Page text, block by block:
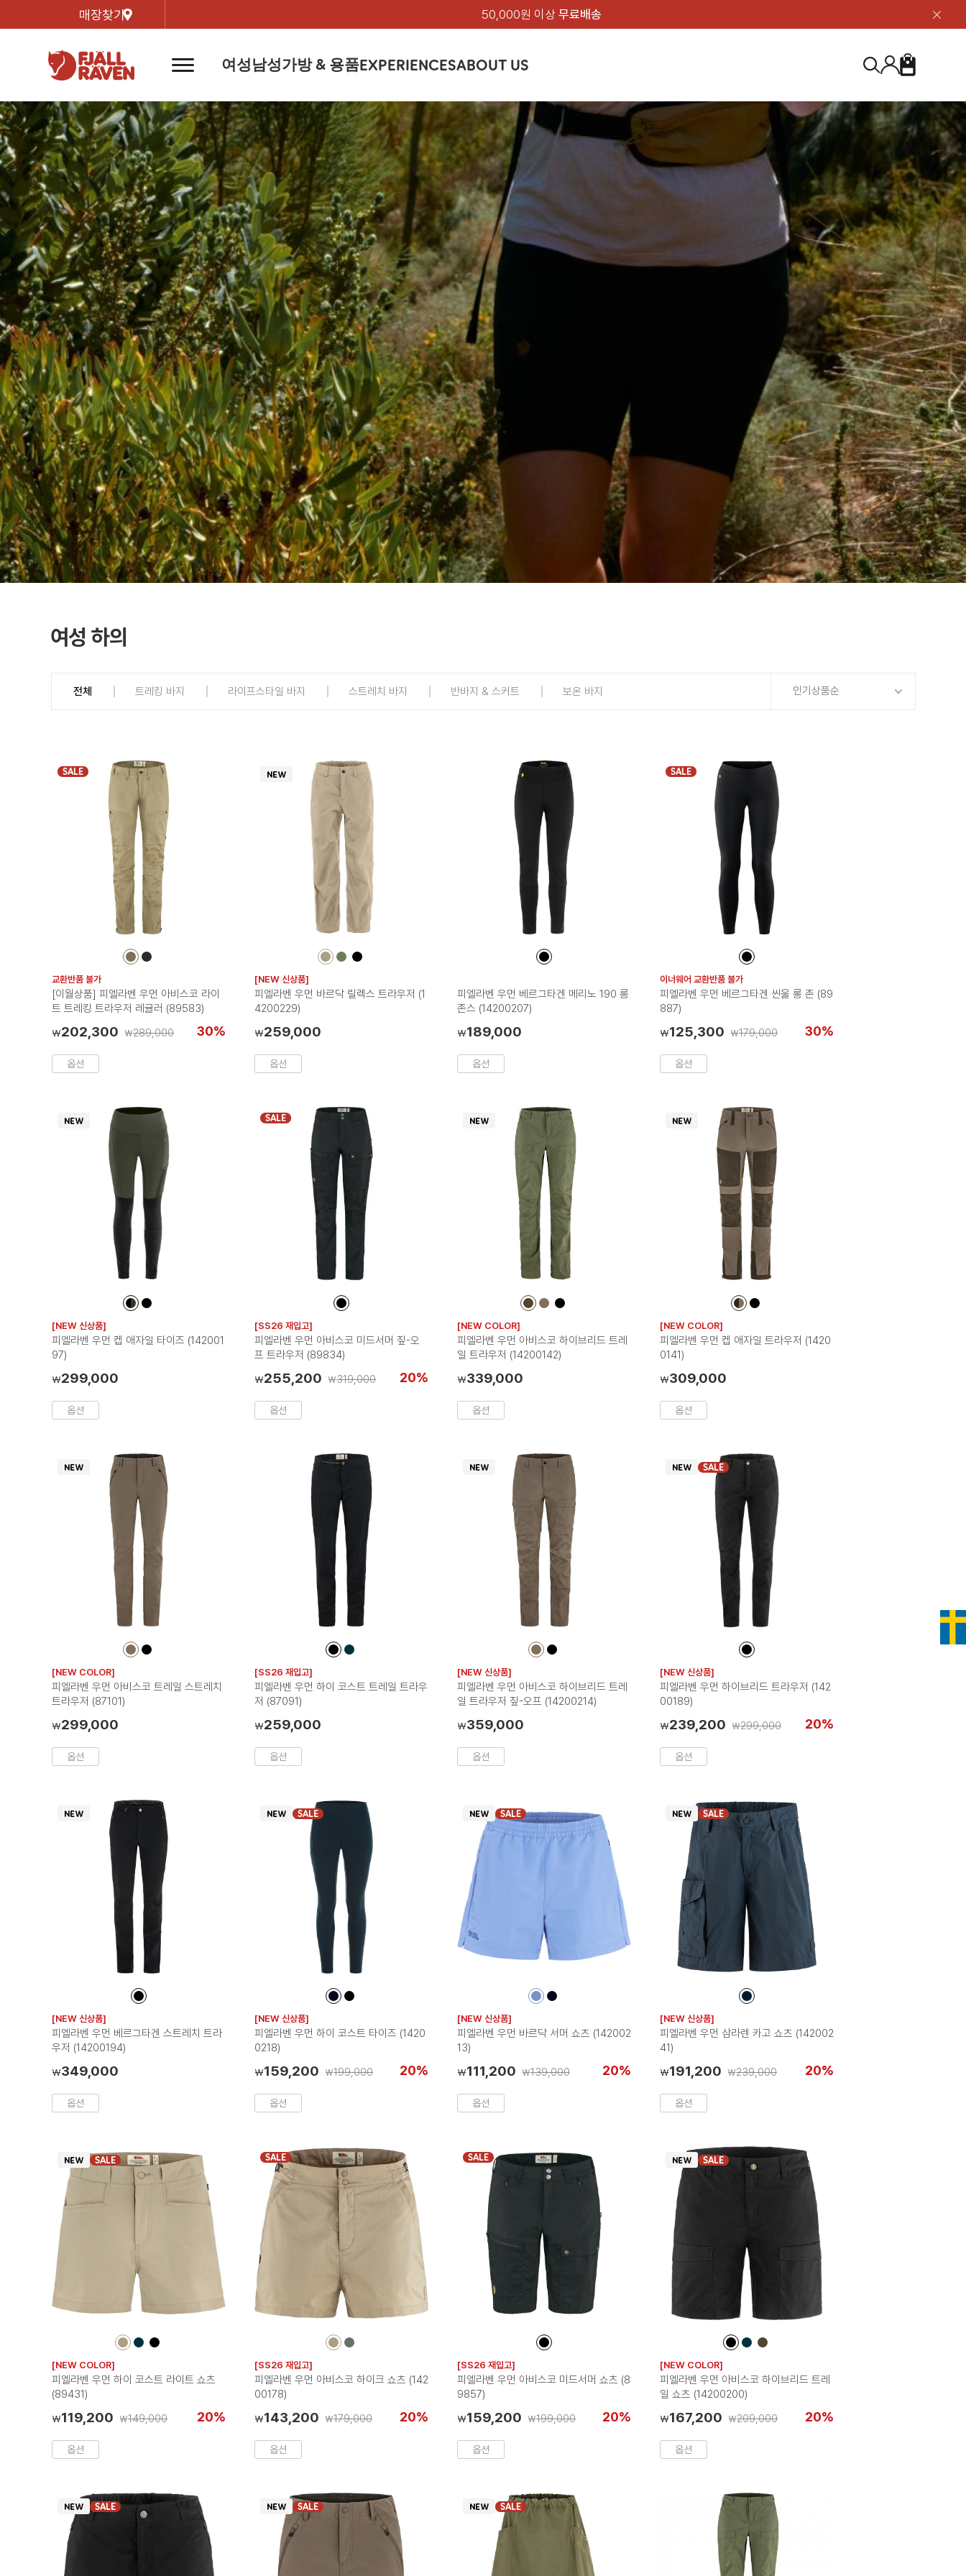
매장찾기 50,000원 이상 무료배송
닫
기
네
이
션
튼
여성남성가방 & 용품EXPERIENCESABOUT US
검
색
신제품 컬렉션
리미티드 에디션
바르닥
호야 사이클링
경량트레킹
고어텍스
베르그타겐
여성
자켓
상의
하의
액세서리
등산화
아울렛
남성
자켓
상의
하의
액세서리
등산화
아울렛
가방 & 용품
칸켄
백팩 & 가방
텐트 & 침낭
아울렛
EXPERIENCES
피엘라벤 폴라
폭스트레킹
ABOUT US
지속가능성
제품가이드
신제품 자켓
트레킹 자켓
쉘 자켓
윈드 자켓
라이프스타일 자켓
다운 & 패딩 자켓
베스트
상의
셔츠
플리스
티셔츠
스웨터
베이스레이어
하의
트레킹 바지
라이프스타일 바지
스트레치 바지
반바지 & 스커트
보온 바지
악세서리
장갑
기타
등산화
로우컷
신발용품
아울렛
신제품 자켓
트레킹 자켓
쉘 자켓
윈드 자켓
라이프스타일 자켓
다운 & 패딩 자켓
베스트
상의
셔츠
플리스
티셔츠
스웨터
베이스레이어
하의
트레킹 바지
스트레치 바지
라이프스타일 바지
반바지
보온 바지
악세서리
장갑
기타
등산화
로우컷
신발용품
아울렛
신제품 칸켄
칸켄백
칸켄악세서리
백팩 & 가방
트레킹 백팩
데이팩
여행 가방
여행 액세서리
데이팩
힙팩 & 크로스백
텐트&침낭
브랜드소개
지속가능성
제품관리
아티클
피엘라벤 클래식
피엘라벤 폴라
폭스트레킹
검
인기검색어 티셔츠 썬 후디 라트 자켓 쇼츠
여성 하의
전체 트레킹 바지 라이프스타일 바지 스트레치 바지 반바지 & 스커트 보온 바지 인기상품순
SALE
컬
컬
교환반품 불가
[이월상품] 피엘라벤 우먼 아비스코 라이
트 트레킹 트라우저 레귤러 (89583)
₩202,300 ₩289,000 30%
옵션
컬
컬
컬
[NEW 신상품]
피엘라벤 우먼 바르닥 릴렉스 트라우저 (1
4200229)
₩259,000
옵션
컬
피엘라벤 우먼 베르그타겐 메리노 190 롱
존스 (14200207)
₩189,000
옵션
SALE
컬
이너웨어 교환반품 불가
피엘라벤 우먼 베르그타겐 씬울 롱 존 (89
887)
₩125,300 ₩179,000 30%
옵션
컬
컬
[NEW 신상품]
피엘라벤 우먼 켑 애자일 타이즈 (142001
97)
₩299,000
옵션
SALE
컬
[SS26 재입고]
피엘라벤 우먼 아비스코 미드서머 짚-오
프 트라우저 (89834)
₩255,200 ₩319,000 20%
옵션
컬
컬
컬
[NEW COLOR]
피엘라벤 우먼 아비스코 하이브리드 트레
일 트라우저 (14200142)
₩339,000
옵션
컬
컬
[NEW COLOR]
피엘라벤 우먼 켑 애자일 트라우저 (1420
0141)
₩309,000
옵션
컬
컬
[NEW COLOR]
피엘라벤 우먼 아비스코 트레일 스트레치
트라우저 (87101)
₩299,000
옵션
컬
컬
[SS26 재입고]
피엘라벤 우먼 하이 코스트 트레일 트라우
저 (87091)
₩259,000
옵션
컬
컬
[NEW 신상품]
피엘라벤 우먼 아비스코 하이브리드 트레
일 트라우저 짚-오프 (14200214)
₩359,000
옵션
SALE
컬
[NEW 신상품]
피엘라벤 우먼 하이브리드 트라우저 (142
00189)
₩239,200 ₩299,000 20%
옵션
컬
[NEW 신상품]
피엘라벤 우먼 베르그타겐 스트레치 트라
우저 (14200194)
₩349,000
옵션
SALE
컬
컬
[NEW 신상품]
피엘라벤 우먼 하이 코스트 타이즈 (1420
0218)
₩159,200 ₩199,000 20%
옵션
SALE
컬
컬
[NEW 신상품]
피엘라벤 우먼 바르닥 서머 쇼츠 (142002
13)
₩111,200 ₩139,000 20%
옵션
SALE
컬
[NEW 신상품]
피엘라벤 우먼 삼라렌 카고 쇼츠 (142002
41)
₩191,200 ₩239,000 20%
옵션
SALE
컬
컬
컬
[NEW COLOR]
피엘라벤 우먼 하이 코스트 라이트 쇼츠
(89431)
₩119,200 ₩149,000 20%
옵션
SALE
컬
컬
[SS26 재입고]
피엘라벤 우먼 아비스코 하이크 쇼츠 (142
00178)
₩143,200 ₩179,000 20%
옵션
SALE
컬
[SS26 재입고]
피엘라벤 우먼 아비스코 미드서머 쇼츠 (8
9857)
₩159,200 ₩199,000 20%
옵션
SALE
컬
컬
컬
[NEW COLOR]
피엘라벤 우먼 아비스코 하이브리드 트레
일 쇼츠 (14200200)
₩167,200 ₩209,000 20%
옵션
SALE SALE SALE